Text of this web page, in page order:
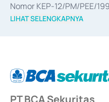
Nomor KEP-12/PM/PEE/
merger, akuisisi, divestasi,
LIHAT SELENGKAPNYA
PT BCA Sekuritas